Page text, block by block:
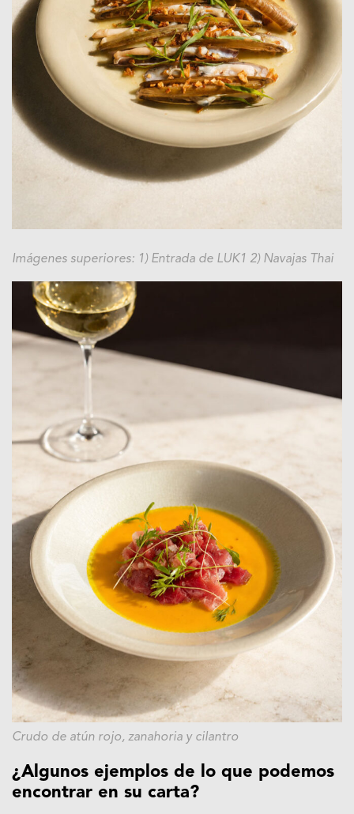
Imágenes superiores: 1) Entrada de LUK1 2) Navajas Thai
Crudo de atún rojo, zanahoria y cilantro
¿Algunos ejemplos de lo que podemos
encontrar en su carta?